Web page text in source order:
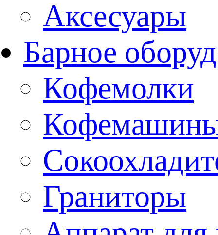
Аксесуары
Барное
Кофемолки
Граниторы